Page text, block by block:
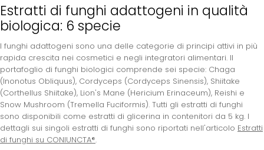
Estratti di funghi adattogeni in qualità
biologica: 6 specie
I funghi adattogeni sono una delle categorie di principi attivi in più
rapida crescita nei cosmetici e negli integratori alimentari. Il
portafoglio di funghi biologici comprende sei specie: Chaga
(Inonotus Obliquus), Cordyceps (Cordyceps Sinensis), Shiitake
(Corthellus Shiitake), Lion's Mane (Hericium Erinaceum), Reishi e
Snow Mushroom (Tremella Fuciformis). Tutti gli estratti di funghi
sono disponibili come estratti di glicerina in contenitori da 5 kg. I
dettagli sui singoli estratti di funghi sono riportati nell'articolo Estratti
di funghi su CONIUNCTA®.